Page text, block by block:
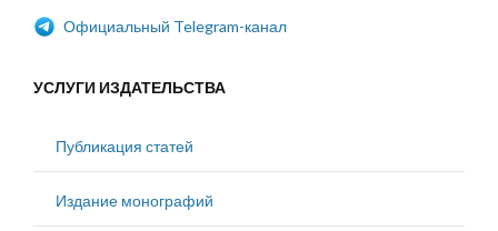
Официальный Telegram-канал
УСЛУГИ ИЗДАТЕЛЬСТВА
Публикация статей
Издание монографий